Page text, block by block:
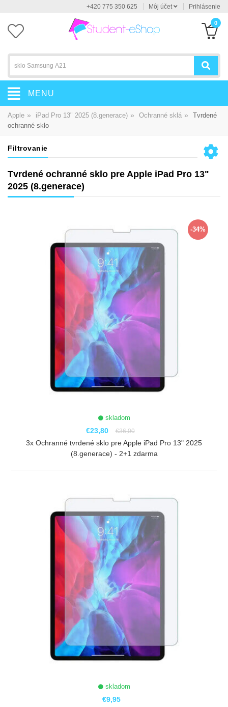
+420 775 350 625 Môj účet Prihlásenie
0
MENU
Apple » iPad Pro 13" 2025 (8.generace) » Ochranné sklá »
Tvrdené
ochranné sklo
Filtrovanie
Tvrdené ochranné sklo pre Apple iPad Pro 13"
2025 (8.generace)
-34%
skladom
€23,80 €36,00
3x Ochranné tvrdené sklo pre Apple iPad Pro 13" 2025
(8.generace) - 2+1 zdarma
skladom
€9,95